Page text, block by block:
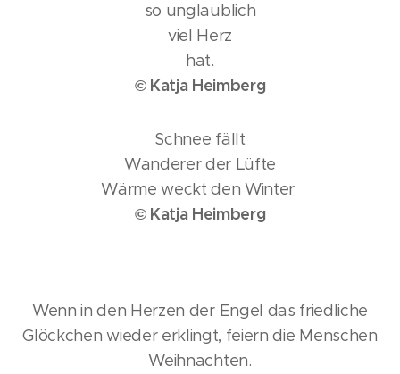
so unglaublich
viel Herz
hat.
© Katja Heimberg
Schnee fällt
Wanderer der Lüfte
Wärme weckt den Winter
© Katja Heimberg
Wenn in den Herzen der Engel das friedliche
Glöckchen wieder erklingt, feiern die Menschen
Weihnachten.